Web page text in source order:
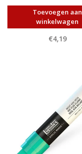
Toevoegen aan
winkelwagen
€4,19